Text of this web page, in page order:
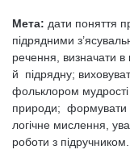
Мета: дати поняття
підрядними
речення, визначати в
й підрядну;
фольклором
природи; формувати
логічне мислення,
роботи з підручником.